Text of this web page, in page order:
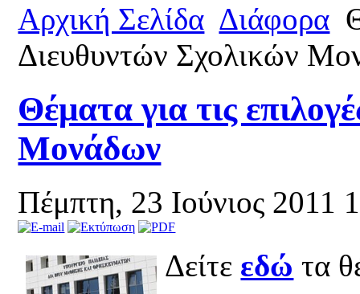
Αρχική Σελίδα Διάφορα
Διευθυντών Σχολικών
Θέματα για τις
Μονάδων
Πέμπτη, 23 Ιούνιος 2011
Δείτε εδώ τα